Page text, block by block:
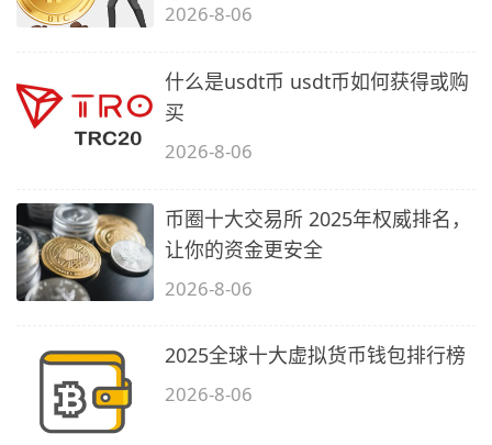
2026-8-06
什么是usdt币 usdt币如何获得或购
买
2026-8-06
币圈十大交易所 2025年权威排名，
让你的资金更安全
2026-8-06
2025全球十大虚拟货币钱包排行榜
2026-8-06